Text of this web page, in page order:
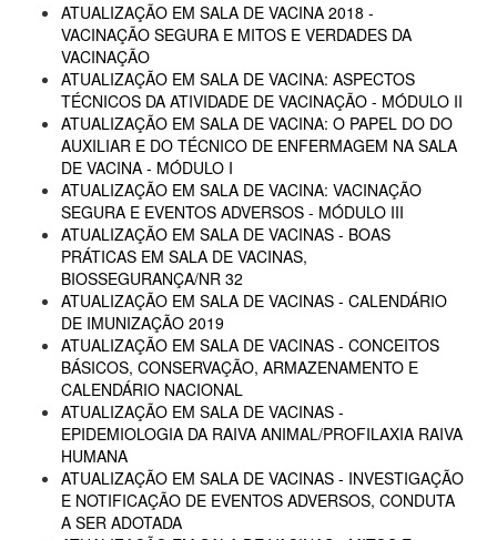
ATUALIZAÇÃO EM SALA DE VACINA 2018 -
VACINAÇÃO SEGURA E MITOS E VERDADES DA
VACINAÇÃO
ATUALIZAÇÃO EM SALA DE VACINA: ASPECTOS
TÉCNICOS DA ATIVIDADE DE VACINAÇÃO - MÓDULO II
ATUALIZAÇÃO EM SALA DE VACINA: O PAPEL DO DO
AUXILIAR E DO TÉCNICO DE ENFERMAGEM NA SALA
DE VACINA - MÓDULO I
ATUALIZAÇÃO EM SALA DE VACINA: VACINAÇÃO
SEGURA E EVENTOS ADVERSOS - MÓDULO III
ATUALIZAÇÃO EM SALA DE VACINAS - BOAS
PRÁTICAS EM SALA DE VACINAS,
BIOSSEGURANÇA/NR 32
ATUALIZAÇÃO EM SALA DE VACINAS - CALENDÁRIO
DE IMUNIZAÇÃO 2019
ATUALIZAÇÃO EM SALA DE VACINAS - CONCEITOS
BÁSICOS, CONSERVAÇÃO, ARMAZENAMENTO E
CALENDÁRIO NACIONAL
ATUALIZAÇÃO EM SALA DE VACINAS -
EPIDEMIOLOGIA DA RAIVA ANIMAL/PROFILAXIA RAIVA
HUMANA
ATUALIZAÇÃO EM SALA DE VACINAS - INVESTIGAÇÃO
E NOTIFICAÇÃO DE EVENTOS ADVERSOS, CONDUTA
A SER ADOTADA